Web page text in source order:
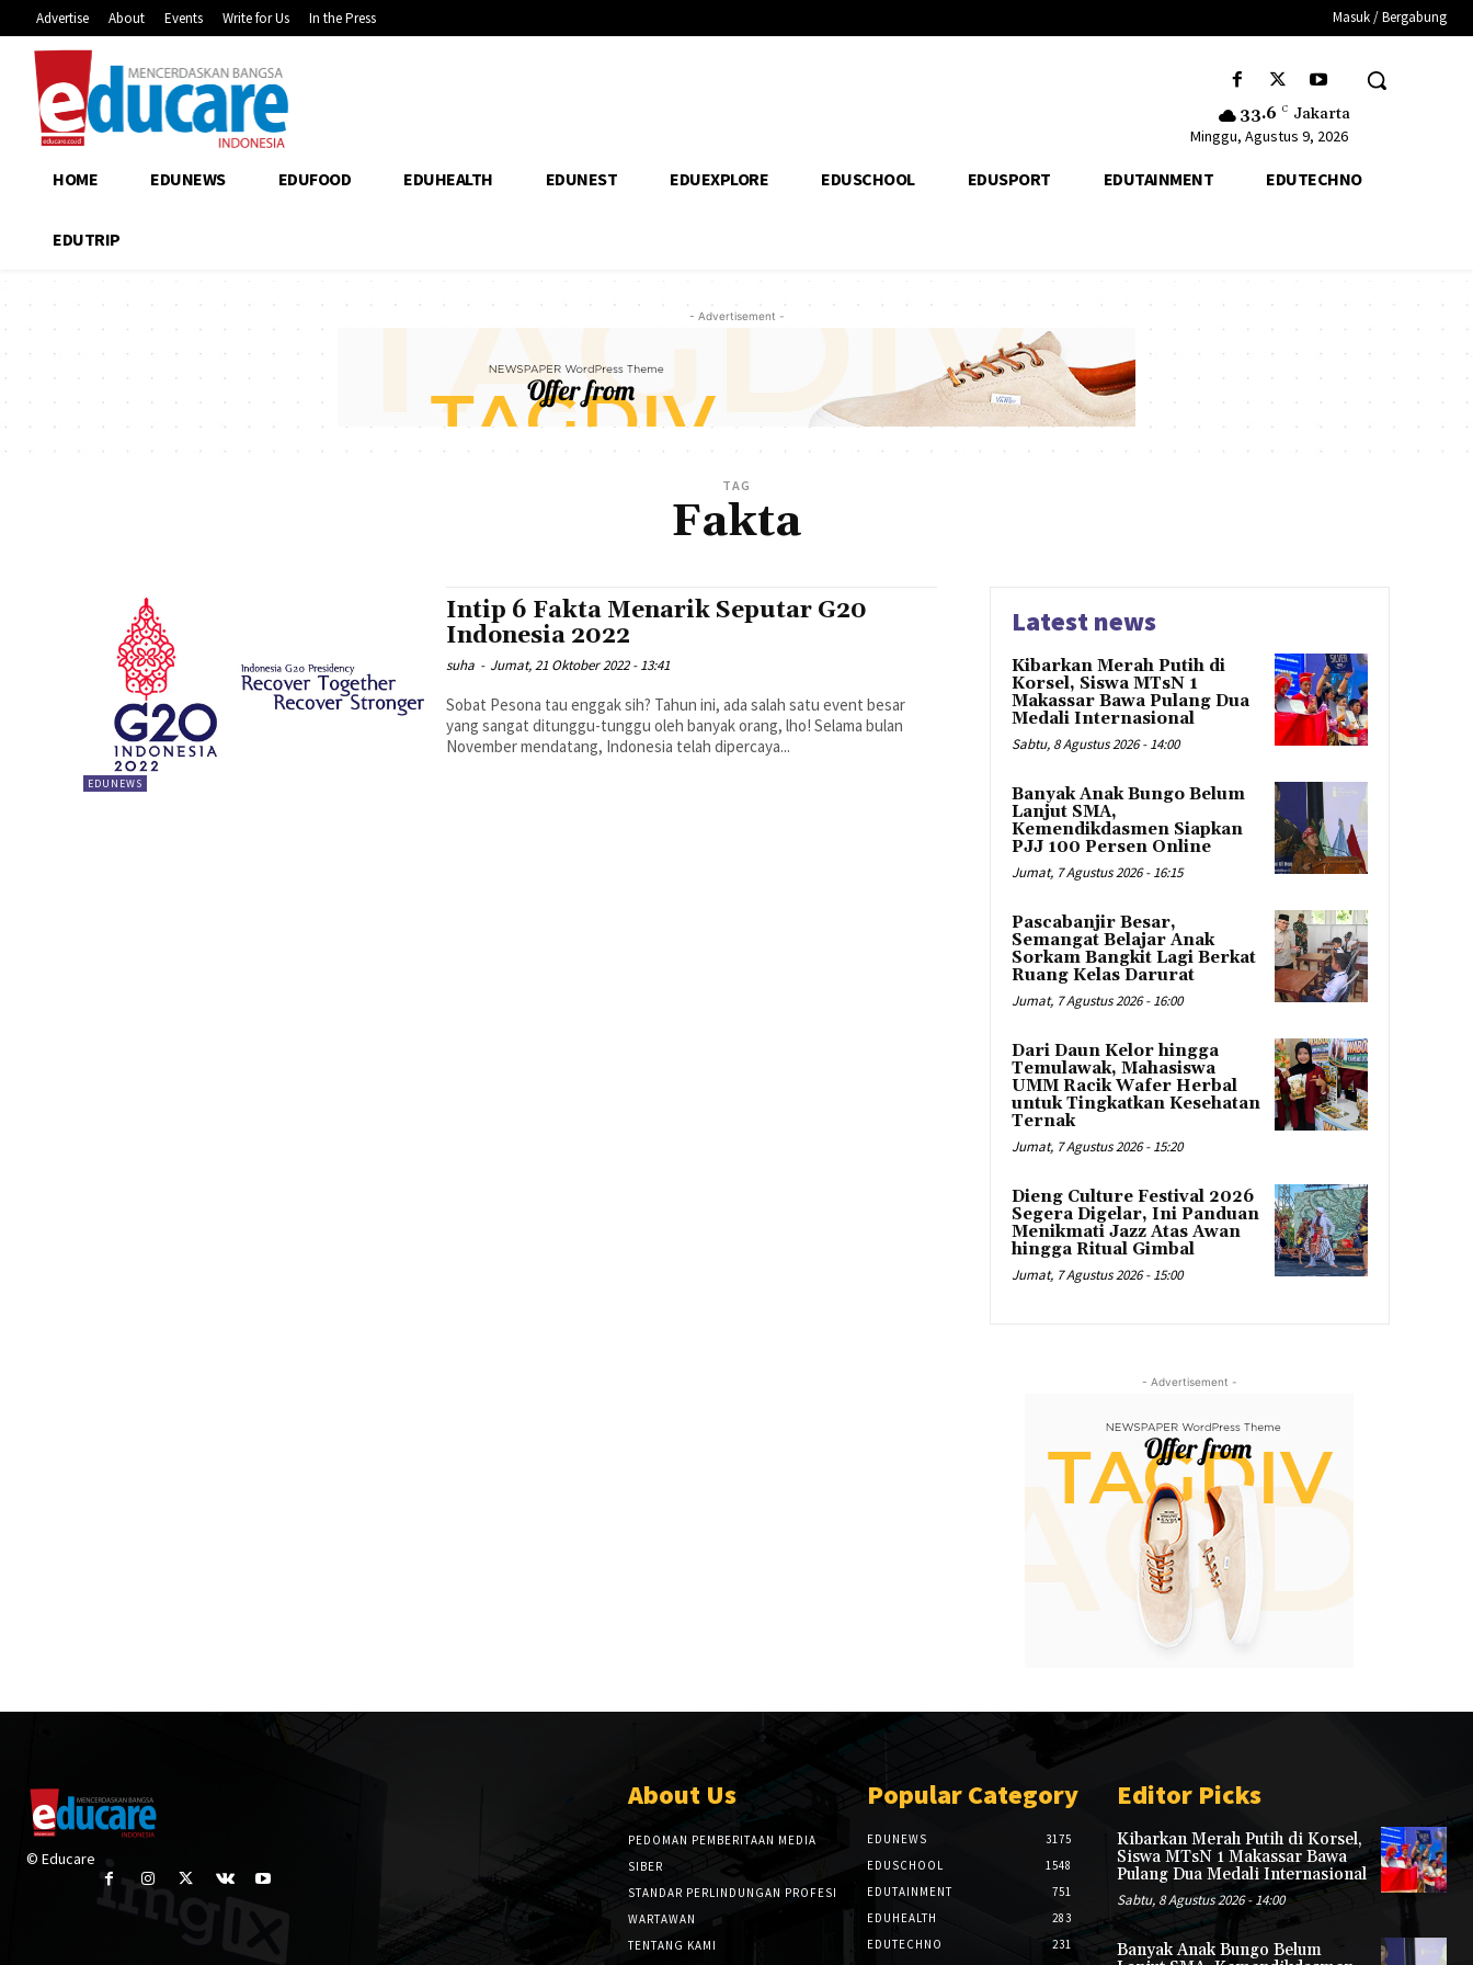
Advertise About Events Write for Us In the Press Masuk / Bergabung
33.6 C Jakarta
Minggu, Agustus 9, 2026
HOME EDUNEWS EDUFOOD EDUHEALTH EDUNEST EDUEXPLORE EDUSCHOOL EDUSPORT EDUTAINMENT EDUTECHNO
EDUTRIP
- Advertisement -
TAG
Fakta
EDUNEWS
Intip 6 Fakta Menarik Seputar G20
Indonesia 2022
suha - Jumat, 21 Oktober 2022 - 13:41
Sobat Pesona tau enggak sih? Tahun ini, ada salah satu event besar
yang sangat ditunggu-tunggu oleh banyak orang, lho! Selama bulan
November mendatang, Indonesia telah dipercaya...
Latest news
Kibarkan Merah Putih di
Korsel, Siswa MTsN 1
Makassar Bawa Pulang Dua
Medali Internasional
Sabtu, 8 Agustus 2026 - 14:00
Banyak Anak Bungo Belum
Lanjut SMA,
Kemendikdasmen Siapkan
PJJ 100 Persen Online
Jumat, 7 Agustus 2026 - 16:15
Pascabanjir Besar,
Semangat Belajar Anak
Sorkam Bangkit Lagi Berkat
Ruang Kelas Darurat
Jumat, 7 Agustus 2026 - 16:00
Dari Daun Kelor hingga
Temulawak, Mahasiswa
UMM Racik Wafer Herbal
untuk Tingkatkan Kesehatan
Ternak
Jumat, 7 Agustus 2026 - 15:20
Dieng Culture Festival 2026
Segera Digelar, Ini Panduan
Menikmati Jazz Atas Awan
hingga Ritual Gimbal
Jumat, 7 Agustus 2026 - 15:00
- Advertisement -
© Educare
About Us
PEDOMAN PEMBERITAAN MEDIA
SIBER
STANDAR PERLINDUNGAN PROFESI
WARTAWAN
TENTANG KAMI
Popular Category
EDUNEWS
3175
EDUSCHOOL
1548
EDUTAINMENT
751
EDUHEALTH
283
EDUTECHNO
231
Editor Picks
Kibarkan Merah Putih di Korsel,
Siswa MTsN 1 Makassar Bawa
Pulang Dua Medali Internasional
Sabtu, 8 Agustus 2026 - 14:00
Banyak Anak Bungo Belum